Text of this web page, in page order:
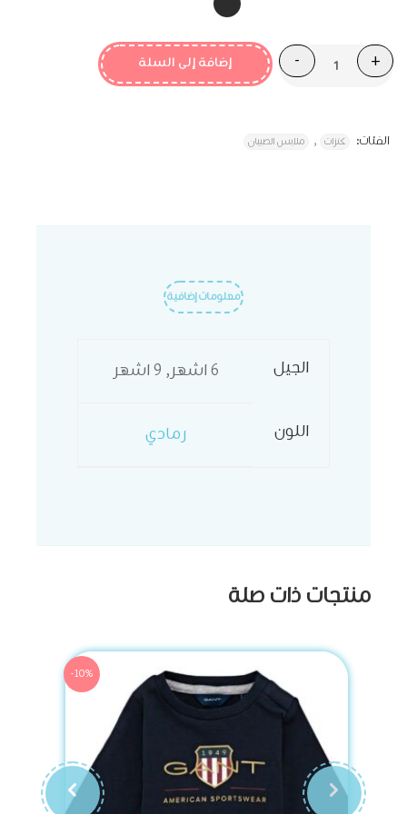
إضافة إلى السلة
الفئات: كنزات , ملابس الصبيان
معلومات إضافية
الجيل 6 اشهر, 9 اشهر
اللون رمادي
منتجات ذات صلة
-10%